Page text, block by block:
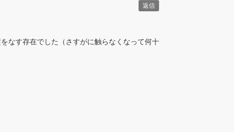
返信
なす存在でした（さすがに触らなくなって何十